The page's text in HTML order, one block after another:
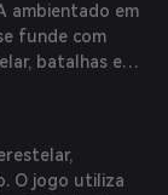
ambientado em
funde com
batalhas e
social e
earn'
O jogo utiliza